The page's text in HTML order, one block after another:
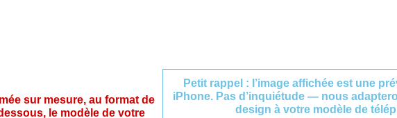
sur mesure, au format de
le modèle de votre
Petit rappel : l’image affichée est une
iPhone. Pas d’inquiétude — nous
design à votre modèle de